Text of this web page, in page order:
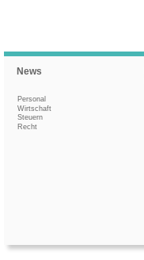
News
Personal
Wirtschaft
Steuern
Recht